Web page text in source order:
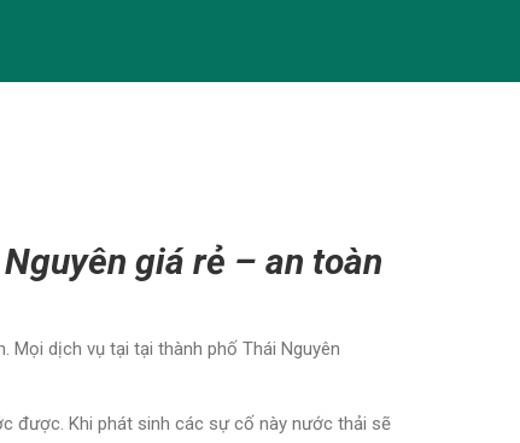
giá rẻ – an toàn
Mọi dịch vụ tại tại thành phố Thái Nguyên
được. Khi phát sinh các sự cố này nước thải sẽ